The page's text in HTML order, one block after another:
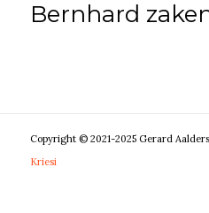
Bernhard
Copyright © 2021-2025 Gerard
Kriesi